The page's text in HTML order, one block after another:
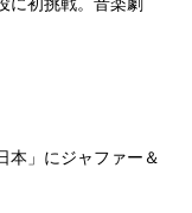
本」にジャファー＆